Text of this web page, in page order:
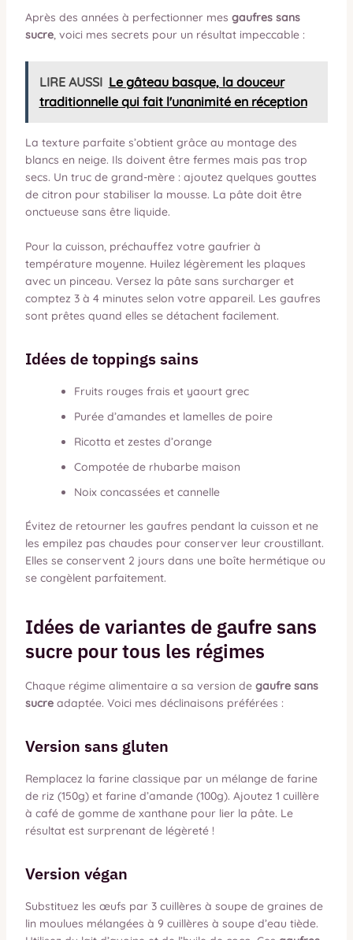
Après des années à perfectionner mes gaufres sans
sucre, voici mes secrets pour un résultat impeccable :
LIRE AUSSI Le gâteau basque, la douceur
traditionnelle qui fait l'unanimité en réception
La texture parfaite s’obtient grâce au montage des
blancs en neige. Ils doivent être fermes mais pas trop
secs. Un truc de grand-mère : ajoutez quelques gouttes
de citron pour stabiliser la mousse. La pâte doit être
onctueuse sans être liquide.
Pour la cuisson, préchauffez votre gaufrier à
température moyenne. Huilez légèrement les plaques
avec un pinceau. Versez la pâte sans surcharger et
comptez 3 à 4 minutes selon votre appareil. Les gaufres
sont prêtes quand elles se détachent facilement.
Idées de toppings sains
Fruits rouges frais et yaourt grec
Purée d’amandes et lamelles de poire
Ricotta et zestes d’orange
Compotée de rhubarbe maison
Noix concassées et cannelle
Évitez de retourner les gaufres pendant la cuisson et ne
les empilez pas chaudes pour conserver leur croustillant.
Elles se conservent 2 jours dans une boîte hermétique ou
se congèlent parfaitement.
Idées de variantes de gaufre sans
sucre pour tous les régimes
Chaque régime alimentaire a sa version de gaufre sans
sucreadaptée. Voici mes déclinaisons préférées :
Version sans gluten
Remplacez la farine classique par un mélange de farine
de riz (150g) et farine d’amande (100g). Ajoutez 1 cuillère
à café de gomme de xanthane pour lier la pâte. Le
résultat est surprenant de légèreté !
Version végan
Substituez les œufs par 3 cuillères à soupe de graines de
lin moulues mélangées à 9 cuillères à soupe d’eau tiède.